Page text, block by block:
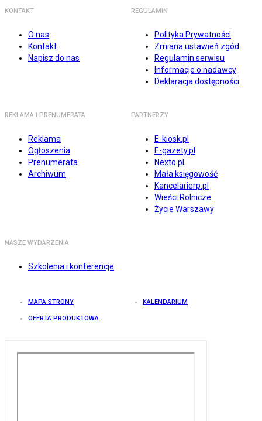
KONTAKT
O nas
Kontakt
Napisz do nas
REGULAMIN
Polityka Prywatności
Zmiana ustawień zgód
Regulamin serwisu
Informacje o nadawcy
Deklaracja dostępności
REKLAMA I PRENUMERATA
Reklama
Ogłoszenia
Prenumerata
Archiwum
PARTNERZY
E-kiosk.pl
E-gazety.pl
Nexto.pl
Mała księgowość
Kancelarierp.pl
Wieści Rolnicze
Życie Warszawy
NASZE WYDARZENIA
Szkolenia i konferencje
MAPA STRONY KALENDARIUM
OFERTA PRODUKTOWA